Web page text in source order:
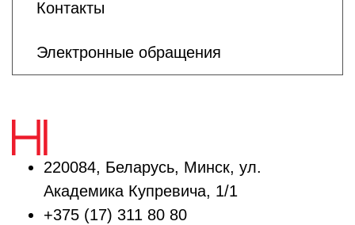
Контакты
Электронные обращения
220084, Беларусь, Минск, ул.
Академика Купревича, 1/1
+375 (17) 311 80 80